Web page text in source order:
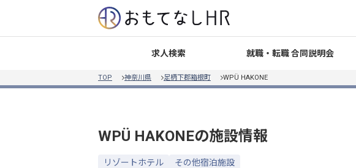
求人検索 就職・転職 合同説明会
TOP 神奈川県 足柄下郡箱根町 WPÜ HAKONE
WPÜ HAKONEの施設情報
リゾートホテル その他宿泊施設